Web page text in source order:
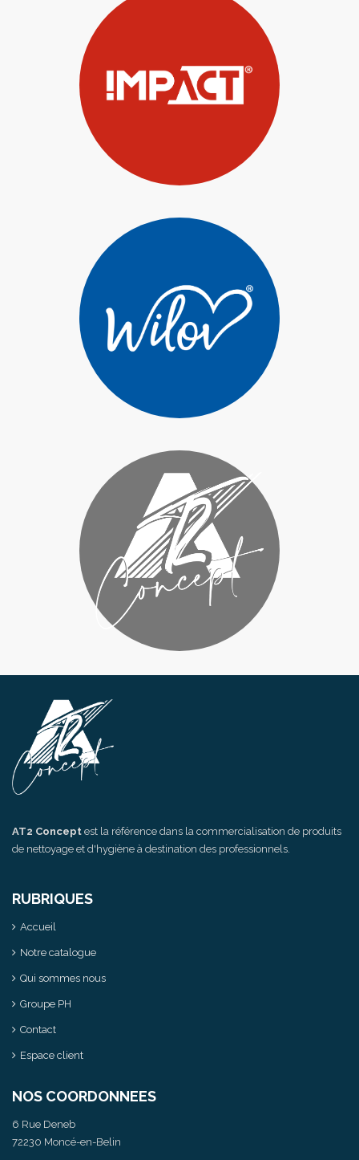
AT2 Concept est la référence dans la commercialisation de produits
de nettoyage et d'hygiène à destination des professionnels.
RUBRIQUES
Accueil
Notre catalogue
Qui sommes nous
Groupe PH
Contact
Espace client
NOS COORDONNEES
6 Rue Deneb
72230 Moncé-en-Belin